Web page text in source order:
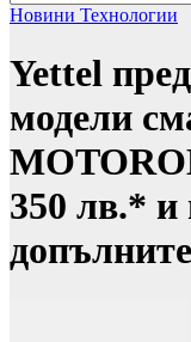
Новини Технологии
Yettel
модели
350 лв.* и